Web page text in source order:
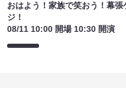
おはよう！家族で笑おう！幕張
ジ！
08/11 10:00 開場 10:30 開演